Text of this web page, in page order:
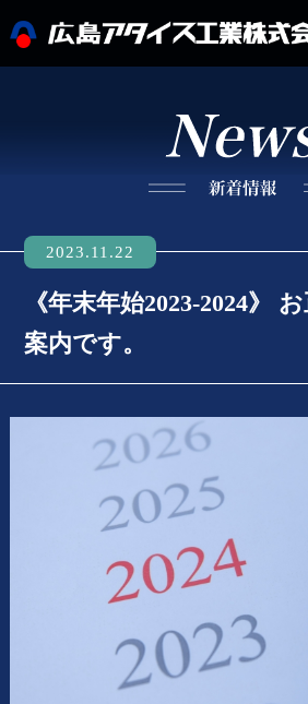
採用情報
お問い合わせ
用語集
2023.11.22
《年末年始2023-2024》
案内です。